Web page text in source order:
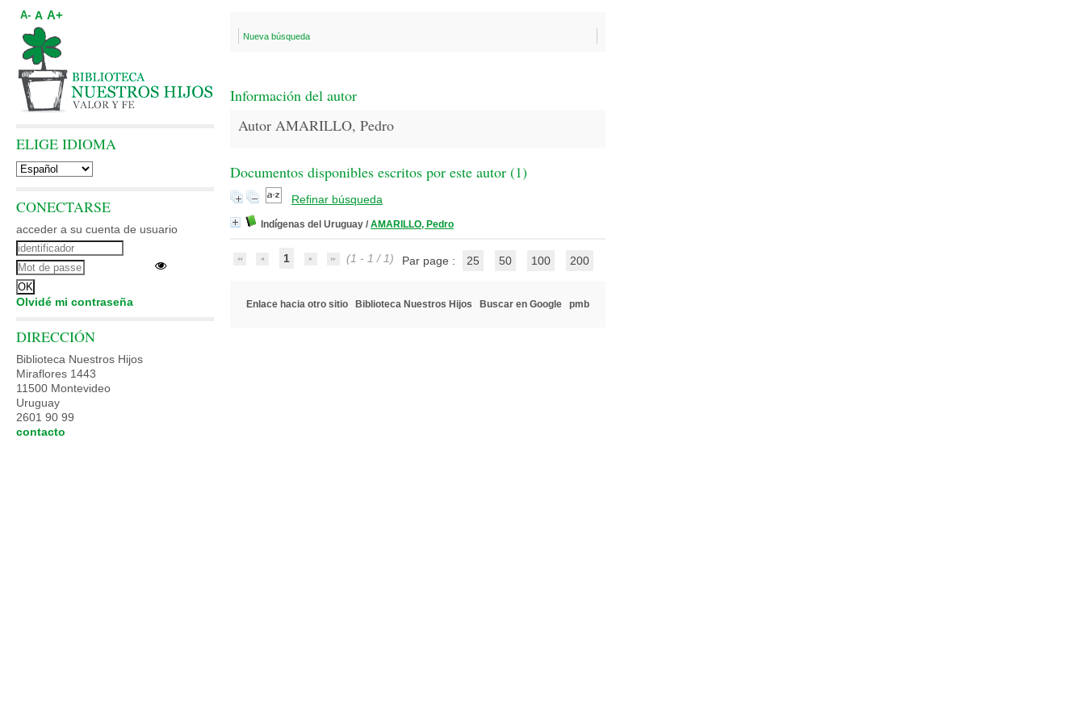
Nueva búsqueda
Información del autor
Autor AMARILLO, Pedro
Documentos disponibles escritos por este autor (1)
Refinar búsqueda
Indígenas del Uruguay / AMARILLO, Pedro
1 (1 - 1 / 1) Par page : 25 50 100 200
Enlace hacia otro sitio Biblioteca Nuestros Hijos Buscar en Google pmb
A- A A+
ELIGE IDIOMA
CONECTARSE
acceder a su cuenta de usuario
Olvidé mi contraseña
DIRECCIÓN
Biblioteca Nuestros Hijos
Miraflores 1443
11500 Montevideo
Uruguay
2601 90 99
contacto